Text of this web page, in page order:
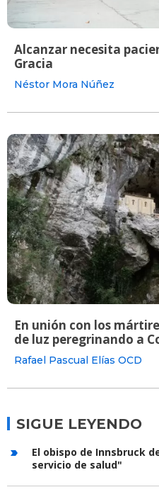
Alcanzar necesita
Gracia
Néstor Mora Núñez
En unión con los
de luz peregrinando a
Rafael Pascual Elías OCD
SIGUE LEYENDO
El obispo de Innsbruck
servicio de salud"